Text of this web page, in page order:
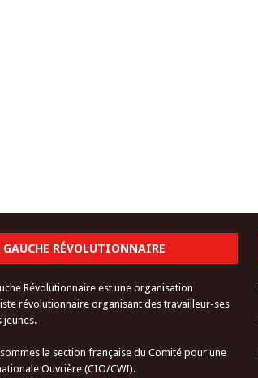
GAUCHE RÉVOLUTIONNAIRE
Révolutionnaire est une organisation
révolutionnaire organisant des travailleur-ses
jeunes.
la section française du Comité pour une
Ouvrière (CIO/CWI).